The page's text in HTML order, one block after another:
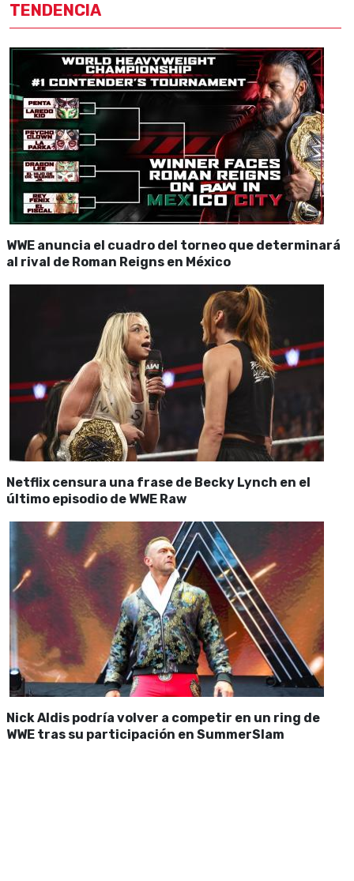
TENDENCIA
WWE anuncia el cuadro del torneo que determinará
al rival de Roman Reigns en México
Netflix censura una frase de Becky Lynch en el
último episodio de WWE Raw
Nick Aldis podría volver a competir en un ring de
WWE tras su participación en SummerSlam